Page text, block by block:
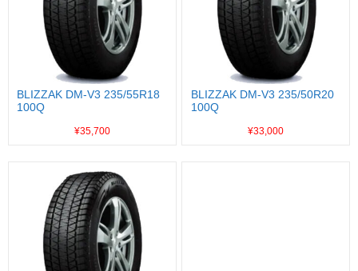
BLIZZAK DM-V3 235/55R18
100Q
¥35,700
BLIZZAK DM-V3 235/50R20
100Q
¥33,000